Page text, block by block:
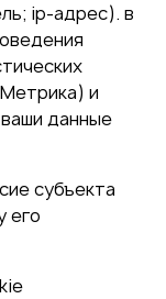
ip-адрес). в
и
данные
субъекта
его